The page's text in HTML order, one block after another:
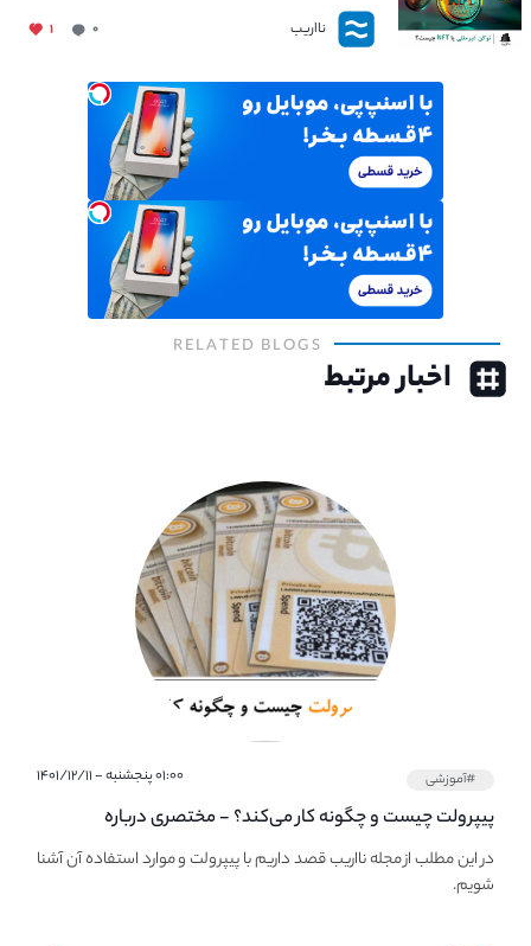
نااریب ۰ ۱
RELATED BLOGS
اخبار مرتبط
#آموزشی ۰۱:۰۰ پنجشنبه - ۱۴۰۱/۱۲/۱۱
پیپر‌ولت چیست و چگونه کار می‌کند؟ - مختصری درباره
PaperWallet
در این مطلب از مجله نااریب قصد داریم با پیپر‌ولت و موارد استفاده آن آشنا
شویم.